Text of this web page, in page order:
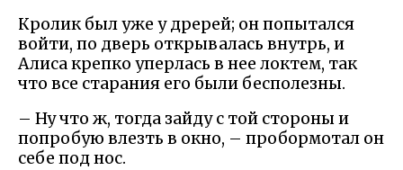
Кролик был уже у дререй; он попытался
войти, по дверь открывалась внутрь, и
Алиса крепко уперлась в нее локтем, так
что все старания его были бесполезны.
– Ну что ж, тогда зайду с той стороны и
попробую влезть в окно, – пробормотал он
себе под нос.